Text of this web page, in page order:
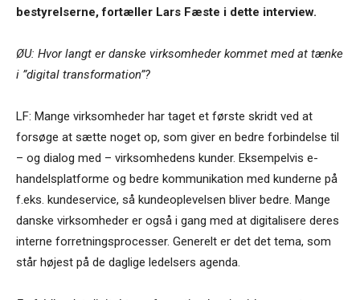
bestyrelserne, fortæller Lars Fæste i dette interview.
ØU: Hvor langt er danske virksomheder kommet med at tænke
i ”digital transformation”?
LF: Mange virksomheder har taget et første skridt ved at
forsøge at sætte noget op, som giver en bedre forbindelse til
– og dialog med – virksomhedens kunder. Eksempelvis e-
handelsplatforme og bedre kommunikation med kunderne på
f.eks. kundeservice, så kundeoplevelsen bliver bedre. Mange
danske virksomheder er også i gang med at digitalisere deres
interne forretningsprocesser. Generelt er det det tema, som
står højest på de daglige ledelsers agenda.